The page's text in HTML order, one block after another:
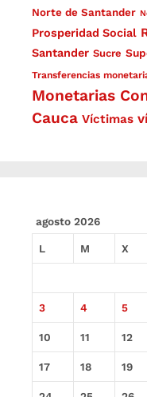
Norte de Santander
Prosperidad Social
Santander Sucre
Transferencias
Monetarias
Cauca Víctimas
agosto 2026
L M X
3 4 5
10 11 12
17 18 19